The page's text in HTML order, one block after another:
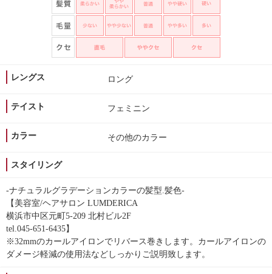
レングス ロング
テイスト フェミニン
カラー その他のカラー
スタイリング
-ナチュラルグラデーションカラーの髪型.髪色-
【美容室/ヘアサロン LUMDERICA
横浜市中区元町5-209 北村ビル2F
tel.045-651-6435】
※32mmのカールアイロンでリバース巻きします。カールアイロンの
ダメージ軽減の使用法などしっかりご説明致します。